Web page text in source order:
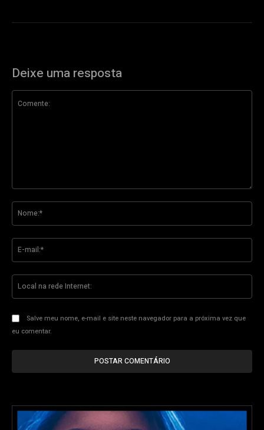
Deixe uma resposta
Salve meu nome, e-mail e site neste navegador para a próxima vez que
eu comentar.